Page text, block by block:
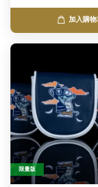
加入購物
限量版